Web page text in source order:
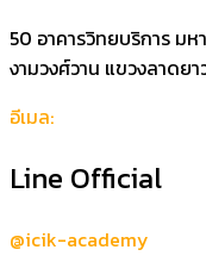
50 อาคารวิทยบริการ ม
งามวงศ์วาน แขวงลาดย
อีเมล:
Line Official
@icik-academy